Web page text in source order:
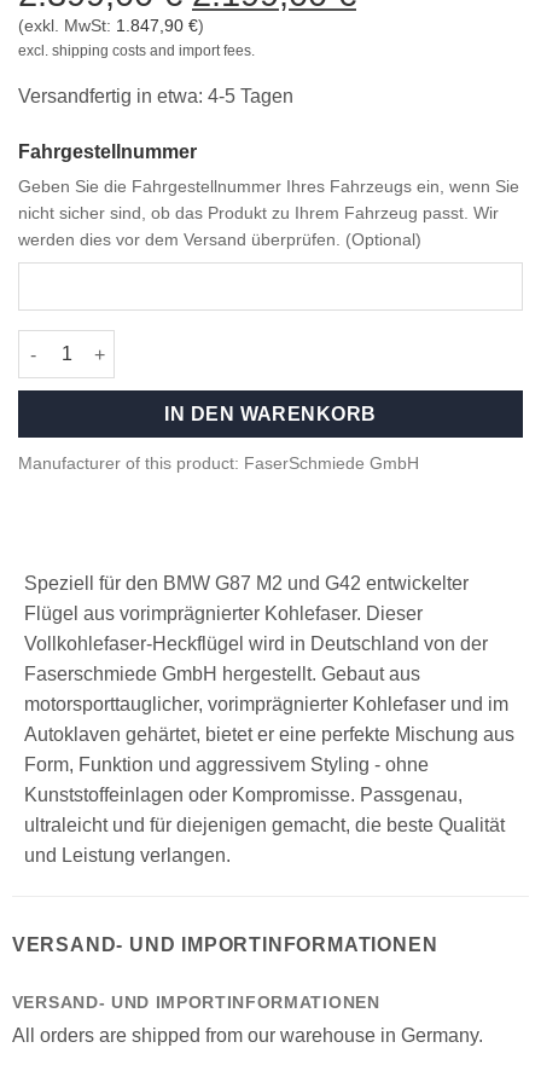
Preis
war:
2.399,00 €
(exkl. MwSt: 1.847,90 €)
excl. shipping costs and import fees.
Versandfertig in etwa: 4-5 Tagen
Fahrgestellnummer
Geben Sie die Fahrgestellnummer Ihres Fahrzeugs ein, wenn Sie
nicht sicher sind, ob das Produkt zu Ihrem Fahrzeug passt. Wir
werden dies vor dem Versand überprüfen. (Optional)
Competition Carbon fiber Rear Wing for BMW G87 M2 Menge
IN DEN WARENKORB
Manufacturer of this product: FaserSchmiede GmbH
Speziell für den BMW G87 M2 und G42 entwickelter
Flügel aus vorimprägnierter Kohlefaser. Dieser
Vollkohlefaser-Heckflügel wird in Deutschland von der
Faserschmiede GmbH hergestellt. Gebaut aus
motorsporttauglicher, vorimprägnierter Kohlefaser und im
Autoklaven gehärtet, bietet er eine perfekte Mischung aus
Form, Funktion und aggressivem Styling - ohne
Kunststoffeinlagen oder Kompromisse. Passgenau,
ultraleicht und für diejenigen gemacht, die beste Qualität
und Leistung verlangen.
VERSAND- UND IMPORTINFORMATIONEN
VERSAND- UND IMPORTINFORMATIONEN
All orders are shipped from our warehouse in Germany.